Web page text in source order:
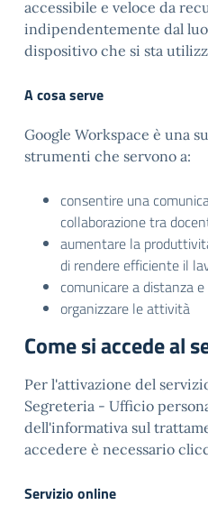
accessibile e veloce da
indipendentemente dal
dispositivo che si sta
A cosa serve
Google Workspace è una
strumenti che servono a:
consentire una
collaborazione tra
aumentare la
di rendere efficiente il
comunicare a distanza
organizzare le attività
Come si accede al
Per l'attivazione del
Segreteria - Ufficio
dell'informativa sul
accedere è necessario
Servizio online